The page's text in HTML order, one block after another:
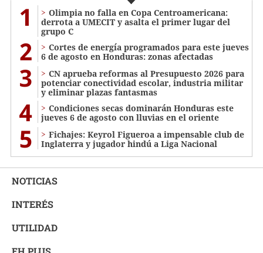
1
Olimpia no falla en Copa Centroamericana:
derrota a UMECIT y asalta el primer lugar del
grupo C
2
Cortes de energía programados para este jueves
6 de agosto en Honduras: zonas afectadas
3
CN aprueba reformas al Presupuesto 2026 para
potenciar conectividad escolar, industria militar
y eliminar plazas fantasmas
4
Condiciones secas dominarán Honduras este
jueves 6 de agosto con lluvias en el oriente
5
Fichajes: Keyrol Figueroa a impensable club de
Inglaterra y jugador hindú a Liga Nacional
NOTICIAS
INTERÉS
UTILIDAD